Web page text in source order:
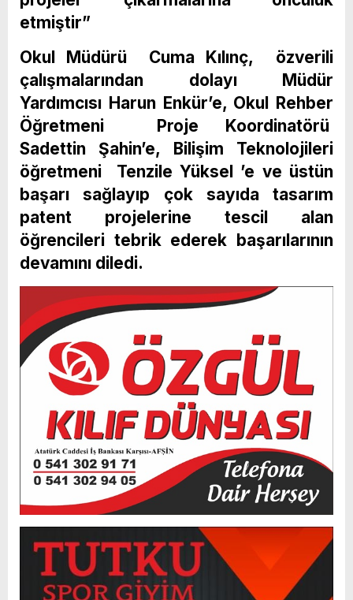
etmiştir”
Okul Müdürü Cuma Kılınç, özverili
çalışmalarından dolayı Müdür
Yardımcısı Harun Enkür’e, Okul Rehber
Öğretmeni Proje Koordinatörü
Sadettin Şahin’e, Bilişim Teknolojileri
öğretmeni Tenzile Yüksel ’e ve üstün
başarı sağlayıp çok sayıda tasarım
patent projelerine tescil alan
öğrencileri tebrik ederek başarılarının
devamını diledi.